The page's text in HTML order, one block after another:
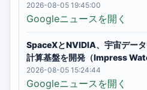
2026-08-05 19:45:00
Googleニュースを開く
SpaceXとNVIDIA、宇宙デー
計算基盤を開発（Impress
2026-08-05 15:24:44
Googleニュースを開く